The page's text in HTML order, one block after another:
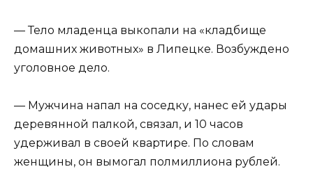
— Тело младенца выкопали на «кладбище
домашних животных» в Липецке. Возбуждено
уголовное дело.
— Мужчина напал на соседку, нанес ей удары
деревянной палкой, связал, и 10 часов
удерживал в своей квартире. По словам
женщины, он вымогал полмиллиона рублей.